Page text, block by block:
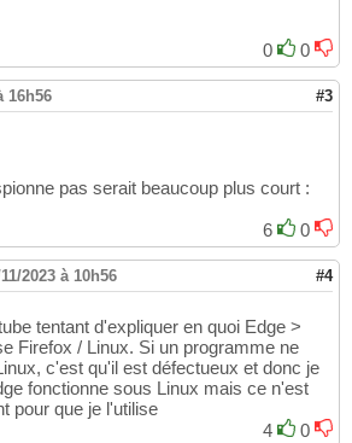
0
0
16h56 #3
pas serait beaucoup plus court :
6
0
2023 à 10h56 #4
tentant d'expliquer en quoi Edge >
Firefox / Linux. Si un programme ne
c'est qu'il est défectueux et donc je
fonctionne sous Linux mais ce n'est
pour que je l'utilise
4
0